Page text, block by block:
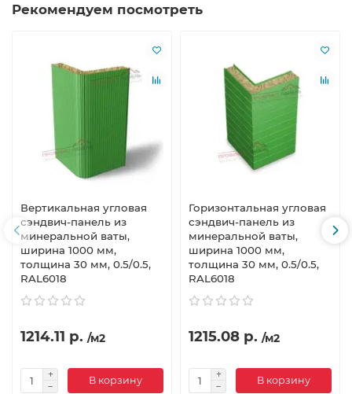
Рекомендуем посмотреть
Вертикальная угловая
сэндвич-панель из
минеральной ваты,
ширина 1000 мм,
толщина 30 мм, 0.5/0.5,
RAL6018
1214.11 р. /м2
В корзину
Горизонтальная угловая
сэндвич-панель из
минеральной ваты,
ширина 1000 мм,
толщина 30 мм, 0.5/0.5,
RAL6018
1215.08 р. /м2
В корзину